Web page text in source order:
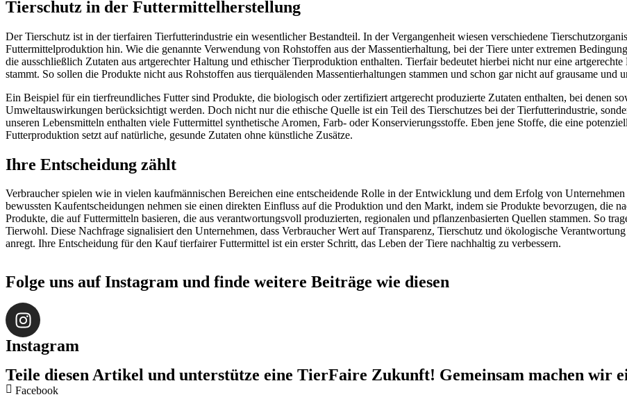
Tierschutz in der Futtermittelherstellung
Der Tierschutz ist in der tierfairen Tierfutterindustrie ein wesentlicher Bestandteil. In der Vergangenheit wiesen verschiedene
Futtermittelproduktion hin. Wie die genannte Verwendung von Rohstoffen aus der Massentierhaltung, bei der Tiere unter extremen
die ausschließlich Zutaten aus artgerechter Haltung und ethischer Tierproduktion enthalten. Tierfair bedeutet hierbei nicht nur eine
stammt. So sollen die Produkte nicht aus Rohstoffen aus tierquälenden Massentierhaltungen stammen und schon gar nicht auf grausame und
Ein Beispiel für ein tierfreundliches Futter sind Produkte, die biologisch oder zertifiziert artgerecht produzierte Zutaten enthalten, bei denen
Umweltauswirkungen berücksichtigt werden. Doch nicht nur die ethische Quelle ist ein Teil des Tierschutzes bei der Tierfutterindustrie,
unseren Lebensmitteln enthalten viele Futtermittel synthetische Aromen, Farb- oder Konservierungsstoffe. Eben jene Stoffe, die eine
Futterproduktion setzt auf natürliche, gesunde Zutaten ohne künstliche Zusätze.
Ihre Entscheidung zählt
Verbraucher spielen wie in vielen kaufmännischen Bereichen eine entscheidende Rolle in der Entwicklung und dem Erfolg von
bewussten Kaufentscheidungen nehmen sie einen direkten Einfluss auf die Produktion und den Markt, indem sie Produkte bevorzugen, die
Produkte, die auf Futtermitteln basieren, die aus verantwortungsvoll produzierten, regionalen und pflanzenbasierten Quellen stammen. So
Tierwohl. Diese Nachfrage signalisiert den Unternehmen, dass Verbraucher Wert auf Transparenz, Tierschutz und ökologische
anregt. Ihre Entscheidung für den Kauf tierfairer Futtermittel ist ein erster Schritt, das Leben der Tiere nachhaltig zu verbessern.
Folge uns auf Instagram und finde weitere Beiträge wie diesen
Instagram
Teile diesen Artikel und unterstütze eine TierFaire Zukunft! Gemeinsam machen wir
Facebook